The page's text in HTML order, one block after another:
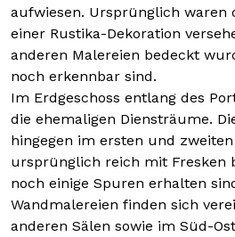
aufwiesen. Ursprünglich waren
einer Rustika-Dekoration
anderen Malereien bedeckt
noch erkennbar sind.
Im Erdgeschoss entlang des
die ehemaligen Diensträume.
hingegen im ersten und
ursprünglich reich mit Fresken
noch einige Spuren erhalten
Wandmalereien finden sich
anderen Sälen sowie im Süd-